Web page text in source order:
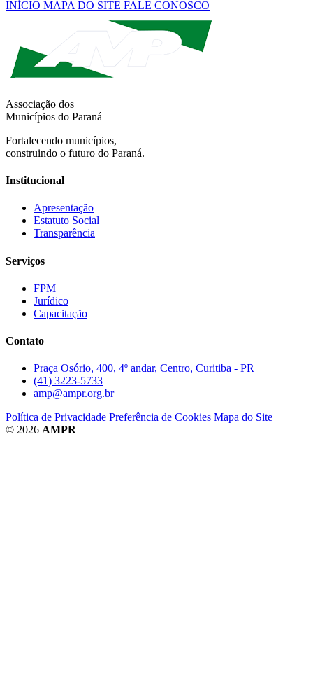
INÍCIO MAPA DO SITE FALE CONOSCO
Associação dos
Municípios do Paraná
Fortalecendo municípios,
construindo o futuro do Paraná.
Institucional
Apresentação
Estatuto Social
Transparência
Serviços
FPM
Jurídico
Capacitação
Contato
Praça Osório, 400, 4º andar, Centro, Curitiba - PR
(41) 3223-5733
amp@ampr.org.br
Política de Privacidade Preferência de Cookies Mapa do Site
© 2026 AMPR